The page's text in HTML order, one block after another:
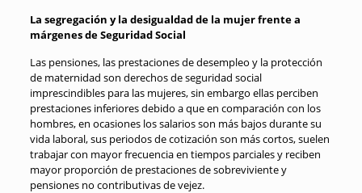
La segregación y la desigualdad de la mujer frente a
márgenes de Seguridad Social
Las pensiones, las prestaciones de desempleo y la protección
de maternidad son derechos de seguridad social
imprescindibles para las mujeres, sin embargo ellas perciben
prestaciones inferiores debido a que en comparación con los
hombres, en ocasiones los salarios son más bajos durante su
vida laboral, sus periodos de cotización son más cortos, suelen
trabajar con mayor frecuencia en tiempos parciales y reciben
mayor proporción de prestaciones de sobreviviente y
pensiones no contributivas de vejez.